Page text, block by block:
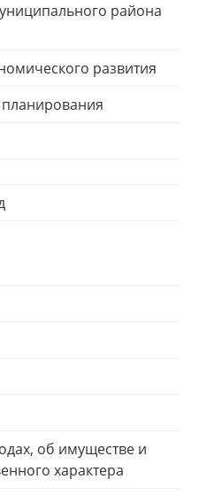
района
развития
об имуществе и
характера